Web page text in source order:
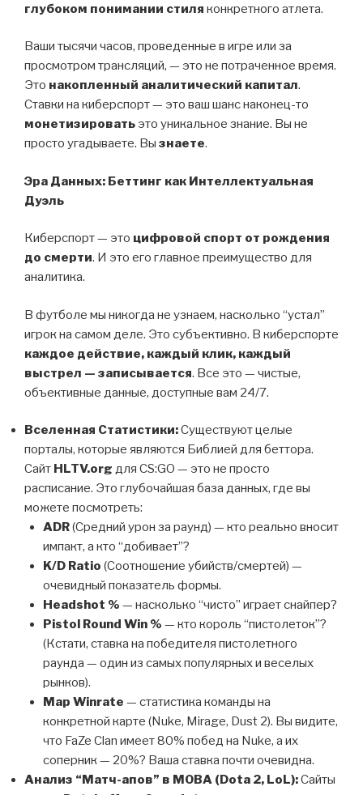
глубоком понимании стиля конкретного атлета.
Ваши тысячи часов, проведенные в игре или за
просмотром трансляций, — это не потраченное время.
Это накопленный аналитический капитал.
Ставки на киберспорт — это ваш шанс наконец-то
монетизировать это уникальное знание. Вы не
просто угадываете. Вы знаете.
Эра Данных: Беттинг как Интеллектуальная
Дуэль
Киберспорт — это цифровой спорт от рождения
до смерти. И это его главное преимущество для
аналитика.
В футболе мы никогда не узнаем, насколько “устал”
игрок на самом деле. Это субъективно. В киберспорте
каждое действие, каждый клик, каждый
выстрел — записывается. Все это — чистые,
объективные данные, доступные вам 24/7.
Вселенная Статистики:Существуют целые
порталы, которые являются Библией для беттора.
Сайт HLTV.org для CS:GO — это не просто
расписание. Это глубочайшая база данных, где вы
можете посмотреть:
ADR(Средний урон за раунд) — кто реально вносит
импакт, а кто “добивает”?
K/D Ratio (Соотношение убийств/смертей) —
очевидный показатель формы.
Headshot % — насколько “чисто” играет снайпер?
Pistol Round Win % — кто король “пистолеток”?
(Кстати, ставка на победителя пистолетного
раунда — один из самых популярных и веселых
рынков).
Map Winrate — статистика команды на
конкретной карте (Nuke, Mirage, Dust 2). Вы видите,
что FaZe Clan имеет 80% побед на Nuke, а их
соперник — 20%? Ваша ставка почти очевидна.
Анализ “Матч-апов” в MOBA (Dota 2, LoL):Сайты